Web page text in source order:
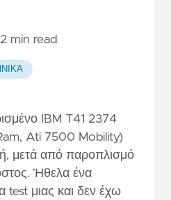
2 min read
IBM T41 2374
Ati 7500 Mobility)
μετά από παροπλισμό
Ήθελα ένα
test μιας και δεν έχω